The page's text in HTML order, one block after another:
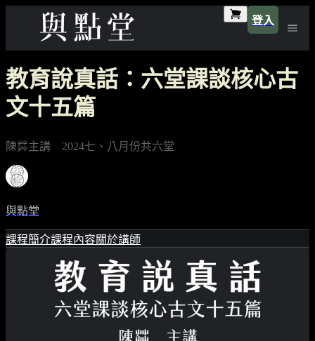
登入
教育說真話：六堂課談核心古
文十五篇
陳茻主講 2024七、八月份共六堂
與點堂
課程簡介課程內容關於講師